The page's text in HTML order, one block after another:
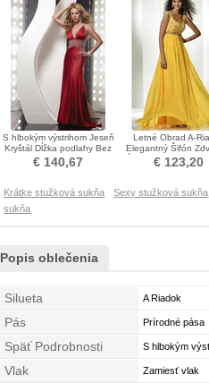
S hlbokým výstrihom Jeseň
Kryštál Dĺžka podlahy Bez
rukávov Prom Obleko
€ 140,67
Letné Obrad A-
Elegantný Šifón
Dĺžka podlahy Prom
€ 123,20
Krátke stužková sukňa Sexy stužková sukňa
sukňa
Popis oblečenia
Silueta A Riadok
Pás Prírodné pása
Späť Podrobnosti S hlbokým
Vlak Zamiesť vlak